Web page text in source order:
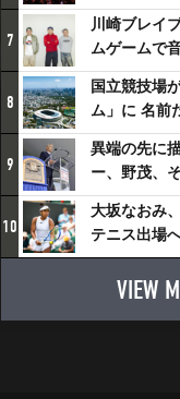
式大相撲
7
川崎ブレイ
ムゲームで
スチャダラ
ーナシティ
る 「楽しみ
川崎は、ず
ら」
8
国立競技場
ム」に 名前
とMUFGが“
性化・社会
とは
9
異端の先に
ー、野茂、
える科学界
10
大坂なおみ
テニス出場
VIEW